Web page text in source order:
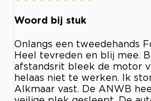
Woord bij stuk
Onlangs een tweedehands
Heel tevreden en blij mee.
afstandsrit bleek de motor
helaas niet te werken. Ik
Alkmaar vast. De ANWB